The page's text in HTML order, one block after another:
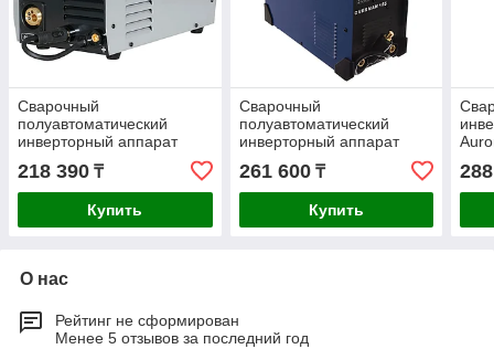
Сварочный
полуавтоматический
инверторный аппарат
Ресанта САИПА-200МФ
65/24
218 390 ₸
Купить
Сварочный
полуавтоматический
инверторный аппарат
Aurora-Pro OVERMAN 185
26643
261 600₸
Купить
О нас
Рейтинг не сформирован
Менее 5 отзывов за последний год